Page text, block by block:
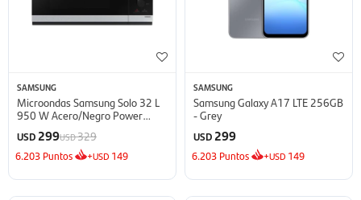
SAMSUNG
Microondas Samsung Solo 32 L
950 W Acero/Negro Power
USD 299USD329
6.203 Puntos +USD 149
SAMSUNG
Samsung Galaxy A17 LTE 256GB
- Grey
USD 299
6.203 Puntos +USD 149